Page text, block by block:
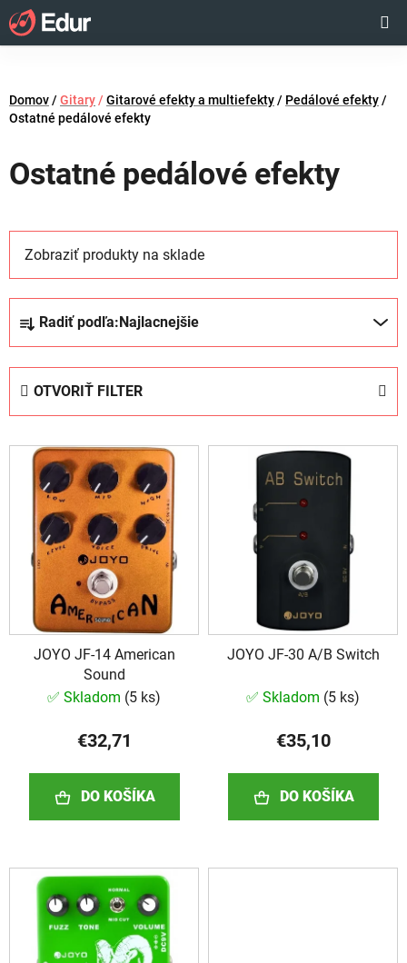
Prejsť
na
obsah
KOŠÍK
Domov/ Gitary / Gitarové efekty a multiefekty/ Pedálové efekty/
Ostatné pedálové efekty
Ostatné pedálové efekty
Zobraziť produkty na sklade
e
o
Radiť podľa:Najlacnejšie
OTVORIŤ FILTER
V
d
JOYO JF-14 American
Sound
✅ Skladom (5 ks)
€32,71
DO KOŠÍKA
JOYO JF-30 A/B Switch
✅ Skladom (5 ks)
€35,10
DO KOŠÍKA